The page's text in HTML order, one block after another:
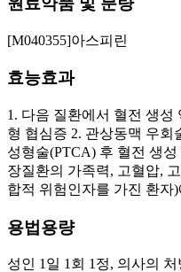
[M040355]아스피린
효능효과
1. 다음 질환에서 혈전 생성
형 협심증 2. 관상동맥 우회
성형술(PTCA) 후 혈전 생
장질환의 가족력, 고혈압,
합적 위험인자를 가진 환자
용법용량
성인 1일 1회 1정, 의사의